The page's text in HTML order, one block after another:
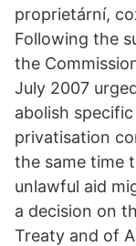
proprietární,
Following the
the
July 2007
abolish
privatisation
the same time
unlawful aid
a decision on
Treaty and of